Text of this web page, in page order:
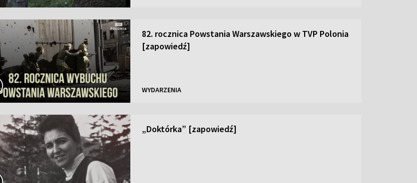
82. rocznica Powstania Warszawskiego w TVP Polonia
[zapowiedź]
WYDARZENIA
„Doktórka” [zapowiedź]